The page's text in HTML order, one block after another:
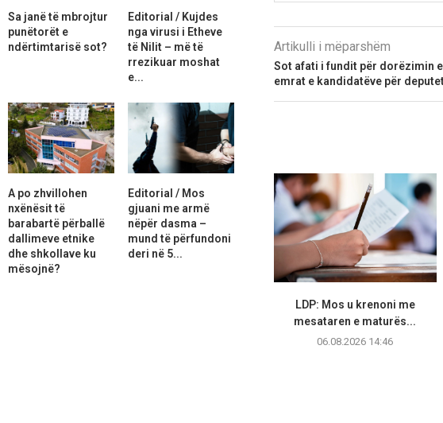
Artikulli i mëparshëm
Sot afati i fundit për dorëzimin
emrat e kandidatëve për
LDP: Mos u krenoni me
mesataren e maturës...
06.08.2026 14:46
Sa janë të mbrojtur
punëtorët e
ndërtimtarisë sot?
Editorial / Kujdes
nga virusi i Etheve
të Nilit – më të
rrezikuar moshat
e...
A po zhvillohen
nxënësit të
barabartë përballë
dallimeve etnike
dhe shkollave ku
mësojnë?
Editorial / Mos
gjuani me armë
nëpër dasma –
mund të përfundoni
deri në 5...